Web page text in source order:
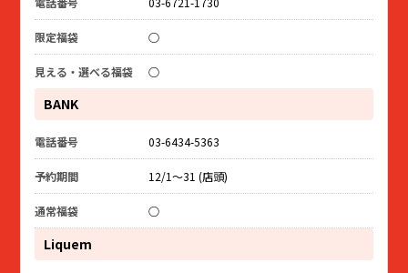
○
○
BANK
03-6434-5363
12/1～31 (店頭)
○
Liquem